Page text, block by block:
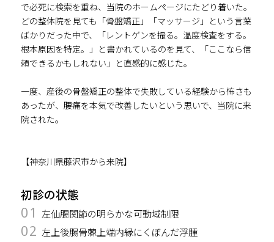
で必死に検索を重ね、当院のホームページにたどり着いた。
どの整体院を見ても「骨盤矯正」「マッサージ」という言葉
ばかりだった中で、「レントゲンを撮る。温度検査をする。
根本原因を特定。」と書かれているのを見て、「ここなら信
頼できるかもしれない」と直感的に感じた。
一度、産後の骨盤矯正の整体で失敗している経験から怖さも
あったが、腰痛を本気で改善したいという思いで、当院に来
院された。
【神奈川県藤沢市から来院】
初診の状態
01 左仙腸関節の明らかな可動域制限
02 左上後腸骨棘上端内縁にくぼんだ浮腫